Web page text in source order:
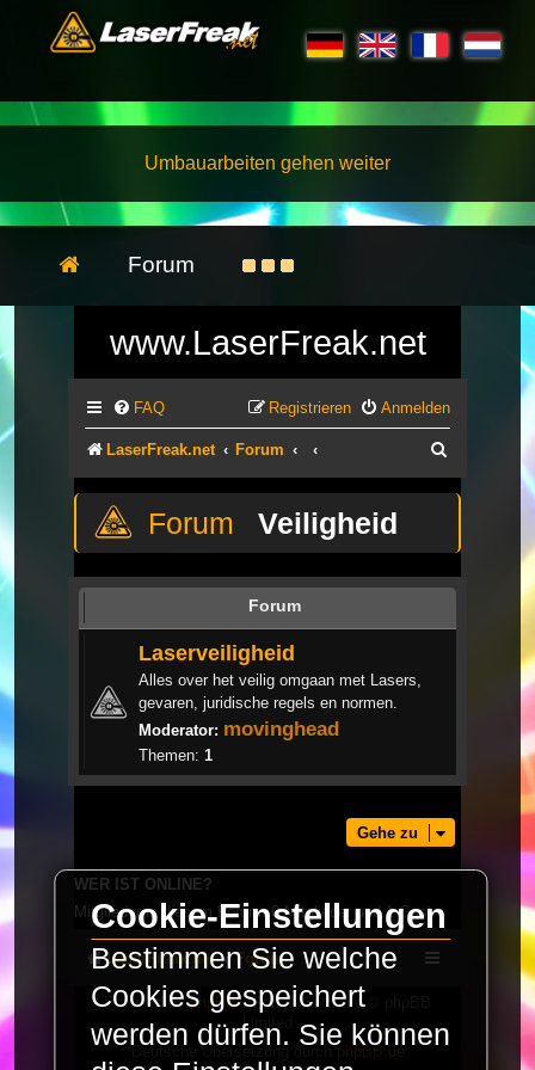
Umbauarbeiten gehen weiter
Forum
www.LaserFreak.net
FAQ Anmelden
Registrieren
LaserFreak.net Forum
Veiligheid
Forum
Laserveiligheid
Alles over het veilig omgaan met Lasers,
gevaren, juridische regels en normen.
Moderator: movinghead
Themen: 1
Gehe zu
WER IST ONLINE?
Mitglieder in diesem Forum: 0 Mitglieder und 1 Gast
LaserFreak.net Forum
Powered byphpBB® Forum Software © phpBB
Limited
phpBB.de
Cookie-Einstellungen
Bestimmen Sie welche
Cookies gespeichert
werden dürfen. Sie können